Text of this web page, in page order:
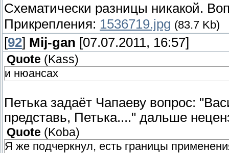
Схематически разницы никакой.
Прикрепления: 1536719.jpg (83.7 Kb)
[92] Mij-gan [07.07.2011, 16:57]
Quote ( Kass)
и нюансах
Петька задаёт Чапаеву вопрос:
представь, Петька...." дальше
Quote (Koba)
Я же подчеркнул, есть границы